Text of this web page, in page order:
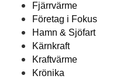
Fjärrvärme
Företag i Fokus
Hamn & Sjöfart
Kärnkraft
Kraftvärme
Krönika